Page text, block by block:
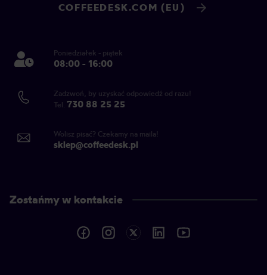
COFFEEDESK.COM (EU)
Poniedziałek - piątek
08:00 - 16:00
Zadzwoń, by uzyskać odpowiedź od razu!
Tel. 730 88 25 25
Wolisz pisać? Czekamy na maila!
sklep@coffeedesk.pl
Zostańmy w kontakcie